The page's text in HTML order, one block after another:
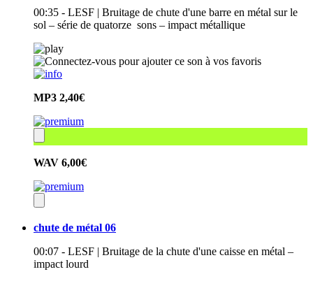
00:35 - LESF | Bruitage de chute d'une barre en métal sur le
sol – série de quatorze sons – impact métallique
MP3 2,40€
WAV 6,00€
chute de métal 06
00:07 - LESF | Bruitage de la chute d'une caisse en métal –
impact lourd